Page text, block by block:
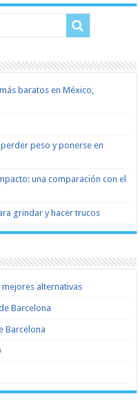
baratos en México,
peso y ponerse en
una comparación con el
grindar y hacer trucos
mejores alternativas
Barcelona
Barcelona